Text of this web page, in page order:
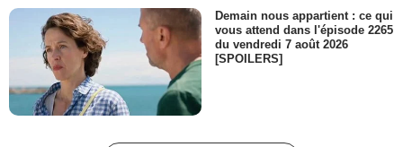
Demain nous appartient : ce qui
vous attend dans l'épisode 2265
du vendredi 7 août 2026
[SPOILERS]